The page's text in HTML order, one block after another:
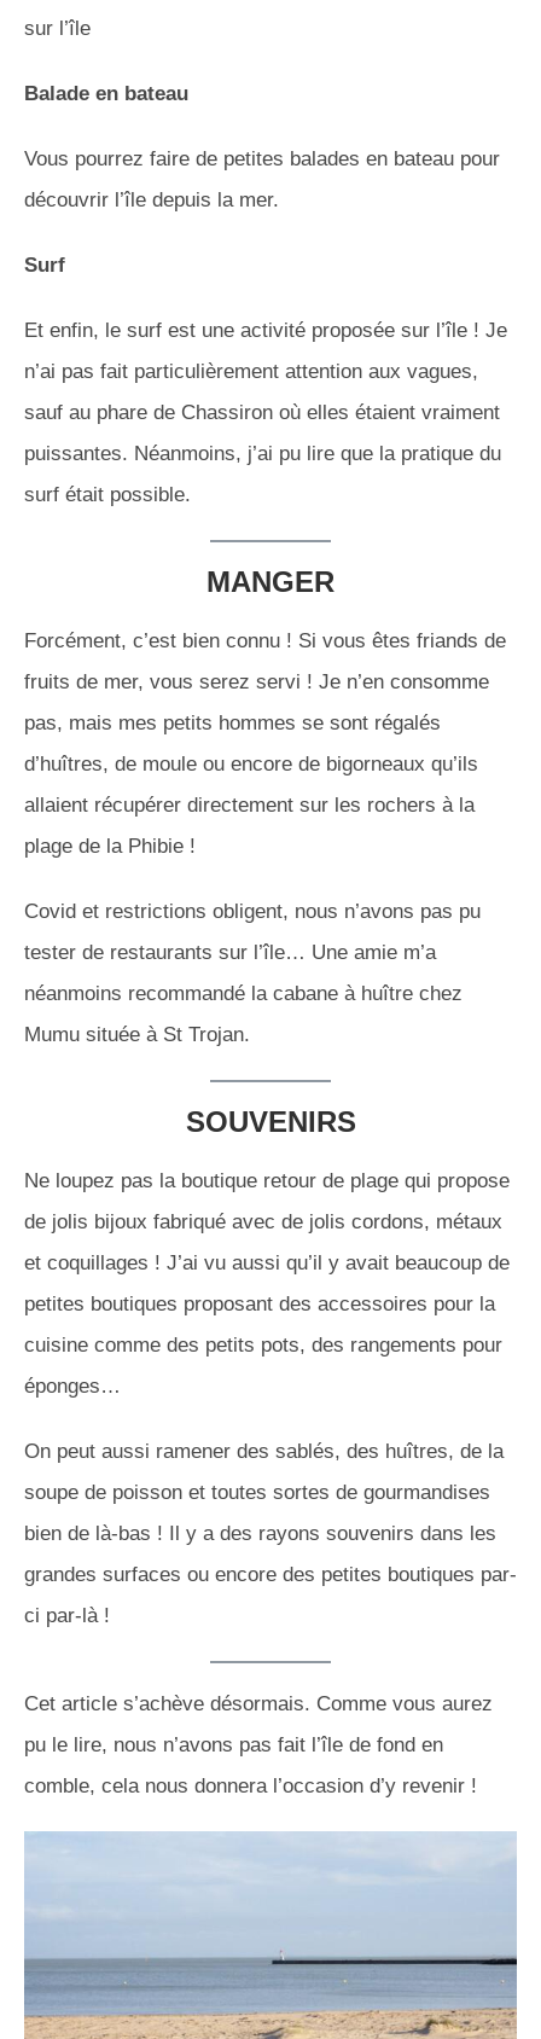
sur l’île
Balade en bateau
Vous pourrez faire de petites balades en bateau pour
découvrir l’île depuis la mer.
Surf
Et enfin, le surf est une activité proposée sur l’île ! Je
n’ai pas fait particulièrement attention aux vagues,
sauf au phare de Chassiron où elles étaient vraiment
puissantes. Néanmoins, j’ai pu lire que la pratique du
surf était possible.
MANGER
Forcément, c’est bien connu ! Si vous êtes friands de
fruits de mer, vous serez servi ! Je n’en consomme
pas, mais mes petits hommes se sont régalés
d’huîtres, de moule ou encore de bigorneaux qu’ils
allaient récupérer directement sur les rochers à la
plage de la Phibie !
Covid et restrictions obligent, nous n’avons pas pu
tester de restaurants sur l’île… Une amie m’a
néanmoins recommandé la cabane à huître chez
Mumu située à St Trojan.
SOUVENIRS
Ne loupez pas la boutique retour de plage qui propose
de jolis bijoux fabriqué avec de jolis cordons, métaux
et coquillages ! J’ai vu aussi qu’il y avait beaucoup de
petites boutiques proposant des accessoires pour la
cuisine comme des petits pots, des rangements pour
éponges…
On peut aussi ramener des sablés, des huîtres, de la
soupe de poisson et toutes sortes de gourmandises
bien de là-bas ! Il y a des rayons souvenirs dans les
grandes surfaces ou encore des petites boutiques par-
ci par-là !
Cet article s’achève désormais. Comme vous aurez
pu le lire, nous n’avons pas fait l’île de fond en
comble, cela nous donnera l’occasion d’y revenir !